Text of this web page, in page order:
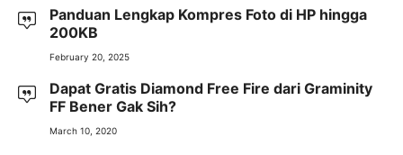
Panduan Lengkap Kompres Foto di HP hingga
200KB
February 20, 2025
Dapat Gratis Diamond Free Fire dari Graminity
FF Bener Gak Sih?
March 10, 2020